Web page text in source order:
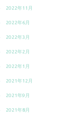
2022年11月
2022年6月
2022年3月
2022年2月
2022年1月
2021年12月
2021年9月
2021年8月